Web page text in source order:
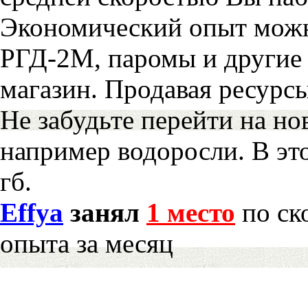
Экономический опыт
РГД-2М, паромы и другие
магазин. Продавая
Не забудьте перейти на
например водоросли. В
гб.
Effya занял 1 место по
опыта за месяц